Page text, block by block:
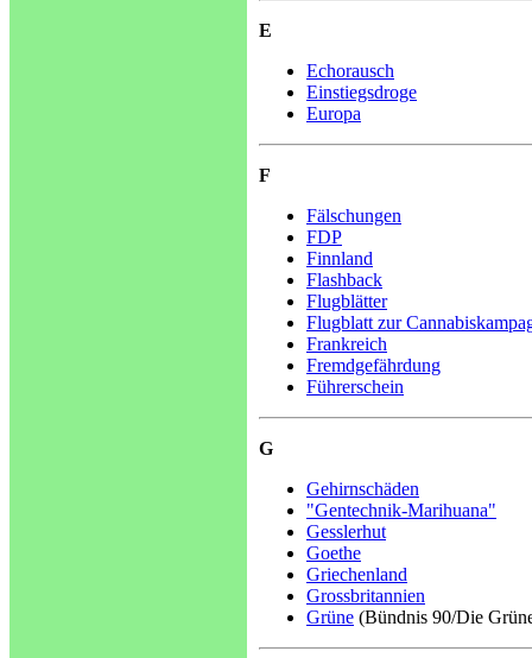
E
Echorausch
Einstiegsdroge
Europa
F
Fälschungen
FDP
Finnland
Flashback
Flugblätter
Flugblatt zur
Frankreich
Fremdgefährdung
Führerschein
G
Gehirnschäden
"Gentechnik-Marihuana"
Gesslerhut
Goethe
Griechenland
Grossbritannien
Grüne (Bündnis 90/Die